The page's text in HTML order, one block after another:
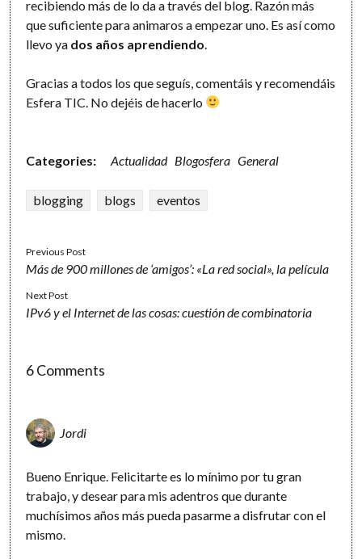
recibiendo más de lo da a través del blog. Razón más
que suficiente para animaros a empezar uno. Es así como
llevo ya dos años aprendiendo
Gracias a todos los que seguís, comentáis y recomendáis
Esfera TIC. No dejéis de hacerlo
Categories: Actualidad Blogosfera General
blogging blogs eventos
Previous Post
Más de 900 millones de ‘amigos’: «La red social», la película
Next Post
IPv6 y el Internet de las cosas: cuestión de combinatoria
6 Comments
Jordi
Bueno Enrique. Felicitarte es lo mínimo por tu gran
trabajo, y desear para mis adentros que durante
muchísimos años más pueda pasarme a disfrutar con el
mismo.